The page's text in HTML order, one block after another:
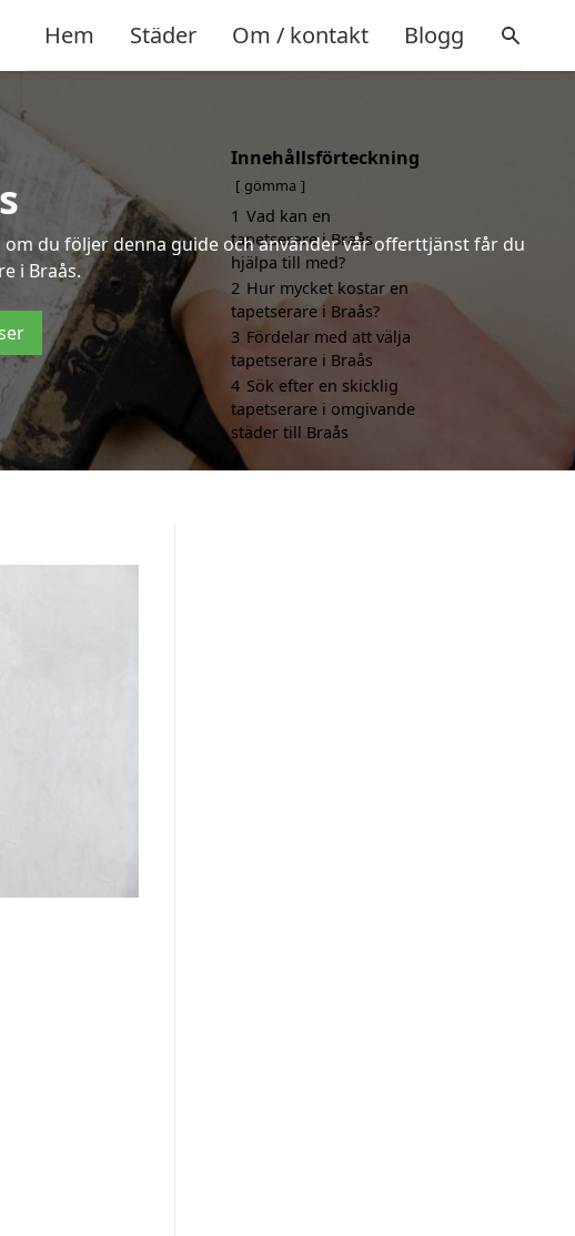
Hem Städer Om / kontakt Blogg
du följer denna guide och använder vår offerttjänst får du
i Braås.
Innehållsförteckning
gömma
1 Vad kan en
tapetserare i Braås
hjälpa till med?
2 Hur mycket kostar en
tapetserare i Braås?
3 Fördelar med att välja
tapetserare i Braås
4 Sök efter en skicklig
tapetserare i omgivande
städer till Braås